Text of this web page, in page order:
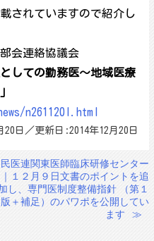
されていますので紹介し
会連絡協議会
しての勤務医～地域医療
n261120l.html
20日／更新日:2014年12月20日
民医連関東医師臨床研修センター
｜１２月９日文書のポイントを追
し、専門医制度整備指針 （第１
版＋補足）のパワポを公開してい
ます
≫